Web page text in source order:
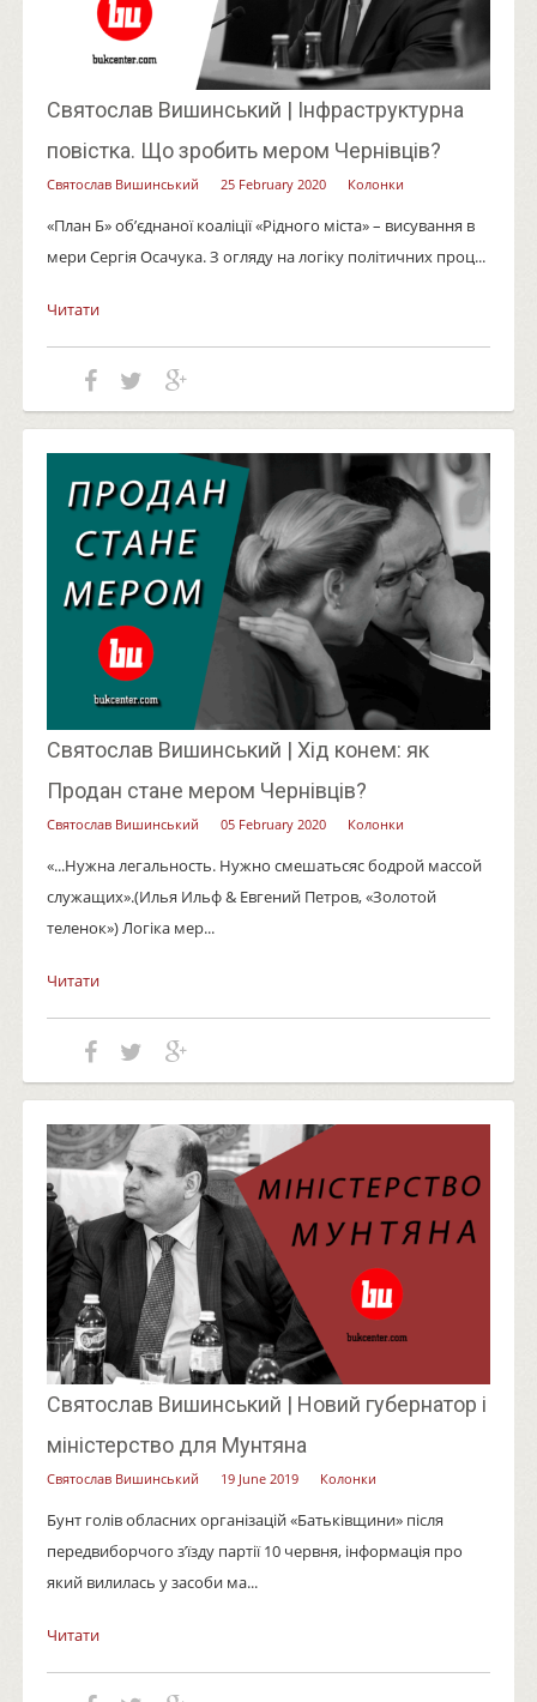
Святослав Вишинський | Інфраструктурна
повістка. Що зробить мером Чернівців?
Святослав Вишинський 25 February 2020 Колонки
«План Б» об’єднаної коаліції «Рідного міста» – висування в
мери Сергія Осачука. З огляду на логіку політичних проц...
Читати
Святослав Вишинський | Хід конем: як
Продан стане мером Чернівців?
Святослав Вишинський 05 February 2020 Колонки
«...Нужна легальность. Нужно смешатьсяс бодрой массой
служащих».(Илья Ильф & Евгений Петров, «Золотой
теленок») Логіка мер...
Читати
Святослав Вишинський | Новий губернатор і
міністерство для Мунтяна
Святослав Вишинський 19 June 2019 Колонки
Бунт голів обласних організацій «Батьківщини» після
передвиборчого з’їзду партії 10 червня, інформація про
який вилилась у засоби ма...
Читати